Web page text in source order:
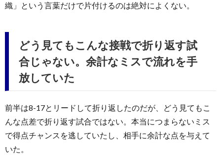
織」という言葉だけで片付けるのは絶対によくない。
どう見てもこんな接戦で折り返す試
合じゃない。余計なミスで流れを手
放していた
前半は8-17とリードして折り返したのだが、どう見てもこ
んな点差で折り返す試合ではない。本当につまらないミス
で得点チャンスを逃していたし、相手に余計な点を与えて
いた。